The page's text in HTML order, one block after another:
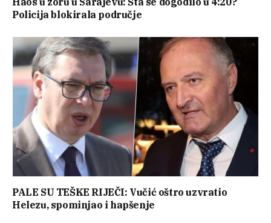
Policija blokirala područje
PALE SU TEŠKE RIJEČI: Vučić oštro uzvratio
Helezu, spominjao i hapšenje